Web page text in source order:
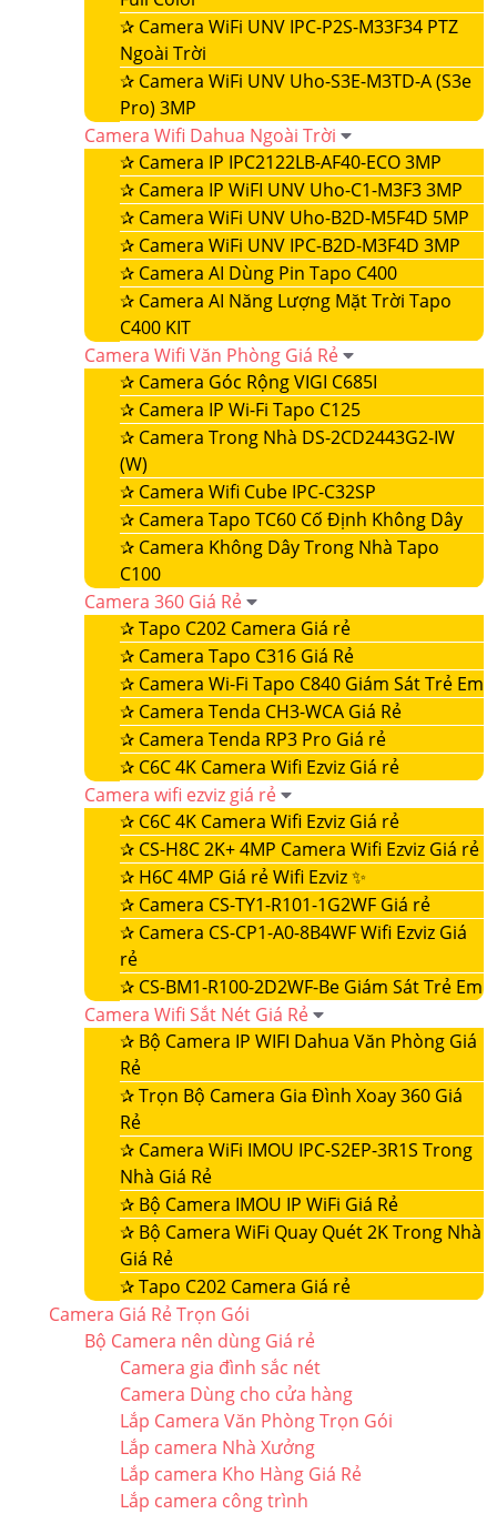
✰ Camera WiFi UNV IPC-P2S-M33F34 PTZ
Ngoài Trời
✰ Camera WiFi UNV Uho-S3E-M3TD-A (S3e
Pro) 3MP
Camera Wifi Dahua Ngoài Trời
✰ Camera IP IPC2122LB-AF40-ECO 3MP
✰ Camera IP WiFI UNV Uho-C1-M3F3 3MP
✰ Camera WiFi UNV Uho-B2D-M5F4D 5MP
✰ Camera WiFi UNV IPC-B2D-M3F4D 3MP
✰ Camera AI Dùng Pin Tapo C400
✰ Camera AI Năng Lượng Mặt Trời Tapo
C400 KIT
Camera Wifi Văn Phòng Giá Rẻ
✰ Camera Góc Rộng VIGI C685I
✰ Camera IP Wi-Fi Tapo C125
✰ Camera Trong Nhà DS-2CD2443G2-IW
(W)
✰ Camera Wifi Cube IPC-C32SP
✰ Camera Tapo TC60 Cố Định Không Dây
✰ Camera Không Dây Trong Nhà Tapo
C100
Camera 360 Giá Rẻ
✰Tapo C202 Camera Giá rẻ
✰ Camera Tapo C316 Giá Rẻ
✰ Camera Wi-Fi Tapo C840 Giám Sát Trẻ Em
✰ Camera Tenda CH3-WCA Giá Rẻ
✰ Camera Tenda RP3 Pro Giá rẻ
✰ C6C 4K Camera Wifi Ezviz Giá rẻ
Camera wifi ezviz giá rẻ
✰ C6C 4K Camera Wifi Ezviz Giá rẻ
✰ CS-H8C 2K+ 4MP Camera Wifi Ezviz Giá rẻ
✰ H6C 4MP Giá rẻ Wifi Ezviz ✨
✰ Camera CS-TY1-R101-1G2WF Giá rẻ
✰ Camera CS-CP1-A0-8B4WF Wifi Ezviz Giá
rẻ
✰ CS-BM1-R100-2D2WF-Be Giám Sát Trẻ Em
Camera Wifi Sắt Nét Giá Rẻ
✰ Bộ Camera IP WIFI Dahua Văn Phòng Giá
Rẻ
✰Trọn Bộ Camera Gia Đình Xoay 360 Giá
Rẻ
✰ Camera WiFi IMOU IPC-S2EP-3R1S Trong
Nhà Giá Rẻ
✰ Bộ Camera IMOU IP WiFi Giá Rẻ
✰ Bộ Camera WiFi Quay Quét 2K Trong Nhà
Giá Rẻ
✰Tapo C202 Camera Giá rẻ
Camera Giá Rẻ Trọn Gói
Bộ Camera nên dùng Giá rẻ
Camera gia đình sắc nét
Camera Dùng cho cửa hàng
Lắp Camera Văn Phòng Trọn Gói
Lắp camera Nhà Xưởng
Lắp camera Kho Hàng Giá Rẻ
Lắp camera công trình